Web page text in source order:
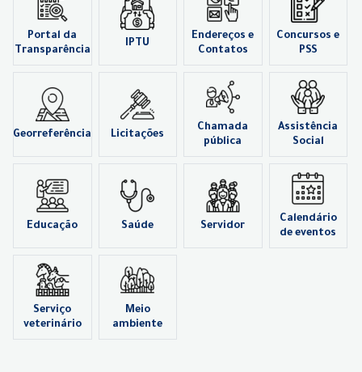
Portal da
Transparência
IPTU
Endereços e
Contatos
Concursos e
PSS
Georreferência Licitações
Chamada
pública
Assistência
Social
Educação Saúde Servidor
Calendário
de eventos
Serviço
veterinário
Meio
ambiente